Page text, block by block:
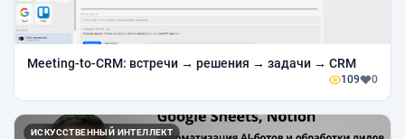
Meeting-to-CRM: встречи → решения → задачи → CRM
109 0
ИСКУССТВЕННЫЙ ИНТЕЛЛЕКТ